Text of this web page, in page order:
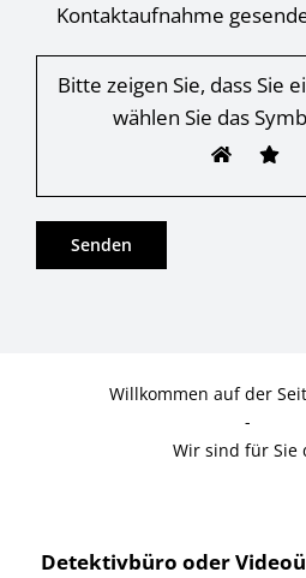
Kontaktaufnahme
Bitte zeigen Sie, dass Sie
wählen Sie das
Willkommen auf der
-
Wir sind für Sie
Detektivbüro oder